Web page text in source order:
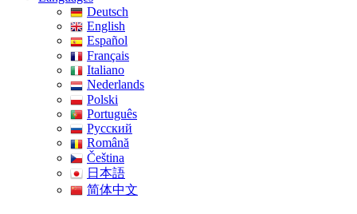
Deutsch
English
Español
Français
Italiano
Nederlands
Polski
Português
Pусский
Română
Čeština
日本語
简体中文